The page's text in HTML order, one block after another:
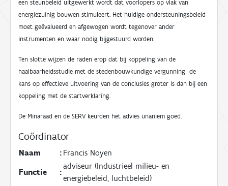
een steunbeleid uitgewerkt wordt dat voorlopers op vlak van
energiezuinig bouwen stimuleert. Het huidige ondersteuningsbeleid
moet geëvalueerd en afgewogen wordt tegenover ander
instrumenten en waar nodig bijgestuurd worden.
Ten slotte wijzen de raden erop dat bij koppeling van de
haalbaarheidsstudie met de stedenbouwkundige vergunning de
kans op effectieve uitvoering van de conclusies groter is dan bij een
koppeling met de startverklaring.
De Minaraad en de SERV keurden het advies unaniem goed.
Coördinator
:
Naam
Francis Noyen
:
Functie
adviseur (Industrieel milieu- en
energiebeleid, luchtbeleid)